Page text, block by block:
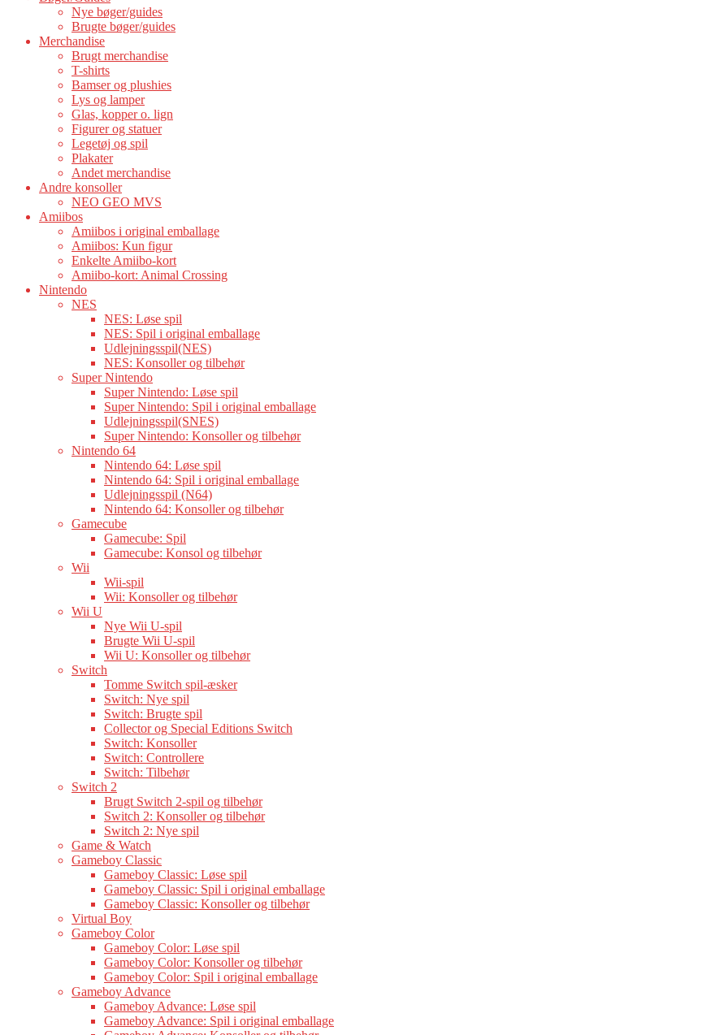
Nye bøger/guides
Brugte bøger/guides
Merchandise
Brugt merchandise
T-shirts
Bamser og plushies
Lys og lamper
Glas, kopper o. lign
Figurer og statuer
Legetøj og spil
Plakater
Andet merchandise
Andre konsoller
NEO GEO MVS
Amiibos
Amiibos i original emballage
Amiibos: Kun figur
Enkelte Amiibo-kort
Amiibo-kort: Animal Crossing
Nintendo
NES
NES: Løse spil
NES: Spil i original emballage
Udlejningsspil(NES)
NES: Konsoller og tilbehør
Super Nintendo
Super Nintendo: Løse spil
Super Nintendo: Spil i original emballage
Udlejningsspil(SNES)
Super Nintendo: Konsoller og tilbehør
Nintendo 64
Nintendo 64: Løse spil
Nintendo 64: Spil i original emballage
Udlejningsspil (N64)
Nintendo 64: Konsoller og tilbehør
Gamecube
Gamecube: Spil
Gamecube: Konsol og tilbehør
Wii
Wii-spil
Wii: Konsoller og tilbehør
Wii U
Nye Wii U-spil
Brugte Wii U-spil
Wii U: Konsoller og tilbehør
Switch
Tomme Switch spil-æsker
Switch: Nye spil
Switch: Brugte spil
Collector og Special Editions Switch
Switch: Konsoller
Switch: Controllere
Switch: Tilbehør
Switch 2
Brugt Switch 2-spil og tilbehør
Switch 2: Konsoller og tilbehør
Switch 2: Nye spil
Game & Watch
Gameboy Classic
Gameboy Classic: Løse spil
Gameboy Classic: Spil i original emballage
Gameboy Classic: Konsoller og tilbehør
Virtual Boy
Gameboy Color
Gameboy Color: Løse spil
Gameboy Color: Konsoller og tilbehør
Gameboy Color: Spil i original emballage
Gameboy Advance
Gameboy Advance: Løse spil
Gameboy Advance: Spil i original emballage